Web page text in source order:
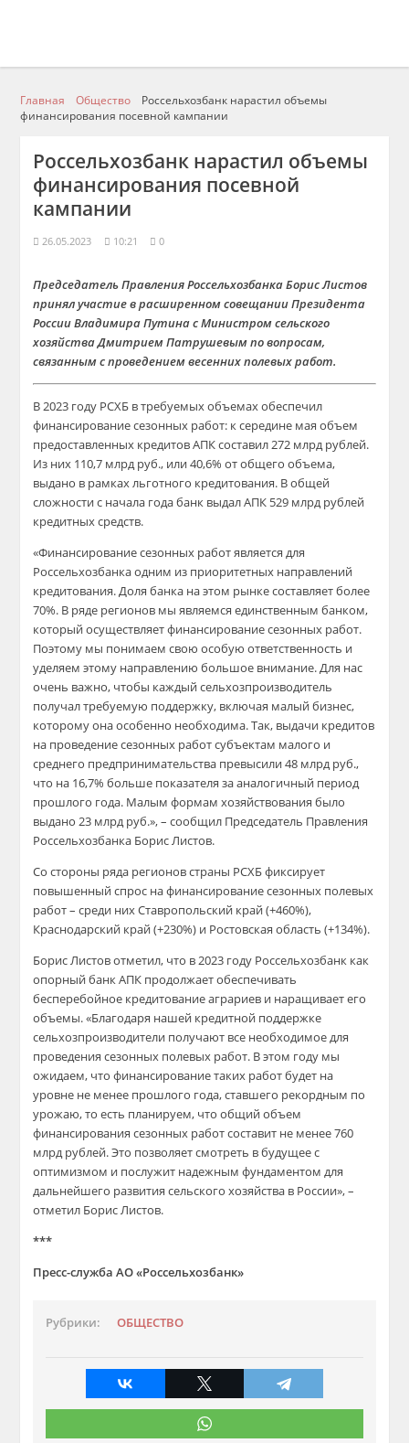
Главная Общество
Россельхозбанк нарастил объемы
финансирования посевной кампании
Россельхозбанк нарастил объемы
финансирования посевной
кампании
26.05.2023 10:21 0
Председатель Правления Россельхозбанка Борис Листов
принял участие в расширенном совещании Президента
России Владимира Путина с Министром сельского
хозяйства Дмитрием Патрушевым по вопросам,
связанным с проведением весенних полевых работ.
В 2023 году РСХБ в требуемых объемах обеспечил
финансирование сезонных работ: к середине мая объем
предоставленных кредитов АПК составил 272 млрд рублей.
Из них 110,7 млрд руб., или 40,6% от общего объема,
выдано в рамках льготного кредитования. В общей
сложности с начала года банк выдал АПК 529 млрд рублей
кредитных средств.
«Финансирование сезонных работ является для
Россельхозбанка одним из приоритетных направлений
кредитования. Доля банка на этом рынке составляет более
70%. В ряде регионов мы являемся единственным банком,
который осуществляет финансирование сезонных работ.
Поэтому мы понимаем свою особую ответственность и
уделяем этому направлению большое внимание. Для нас
очень важно, чтобы каждый сельхозпроизводитель
получал требуемую поддержку, включая малый бизнес,
которому она особенно необходима. Так, выдачи кредитов
на проведение сезонных работ субъектам малого и
среднего предпринимательства превысили 48 млрд руб.,
что на 16,7% больше показателя за аналогичный период
прошлого года. Малым формам хозяйствования было
выдано 23 млрд руб.», – сообщил Председатель Правления
Россельхозбанка Борис Листов.
Со стороны ряда регионов страны РСХБ фиксирует
повышенный спрос на финансирование сезонных полевых
работ – среди них Ставропольский край (+460%),
Краснодарский край (+230%) и Ростовская область (+134%).
Борис Листов отметил, что в 2023 году Россельхозбанк как
опорный банк АПК продолжает обеспечивать
бесперебойное кредитование аграриев и наращивает его
объемы. «Благодаря нашей кредитной поддержке
сельхозпроизводители получают все необходимое для
проведения сезонных полевых работ. В этом году мы
ожидаем, что финансирование таких работ будет на
уровне не менее прошлого года, ставшего рекордным по
урожаю, то есть планируем, что общий объем
финансирования сезонных работ составит не менее 760
млрд рублей. Это позволяет смотреть в будущее с
оптимизмом и послужит надежным фундаментом для
дальнейшего развития сельского хозяйства в России», –
отметил Борис Листов.
***
Пресс-служба АО «Россельхозбанк»
Рубрики: ОБЩЕСТВО